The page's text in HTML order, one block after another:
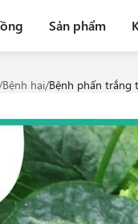
Sản phẩm
Bệnh hại/Bệnh phấn trắng